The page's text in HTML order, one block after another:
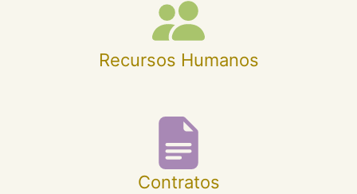
Recursos Humanos
Contratos